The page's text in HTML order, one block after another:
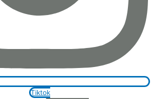
Tiktok